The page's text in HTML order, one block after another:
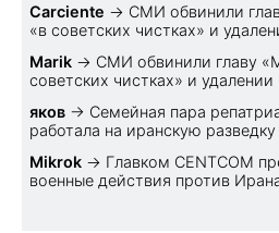
Carciente → СМИ обвинили
«в советских чистках» и
Marik → СМИ обвинили главу
советских чистках» и удалении
яков → Семейная пара
работала на иранскую разведку
Mikrok → Главком CENTCOM
военные действия против